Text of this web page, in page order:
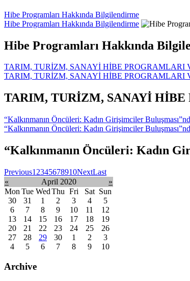
Hibe Programları Hakkında Bilgilendirme
Hibe Programları Hakkında Bilgilendirme
Hibe Programları Hakkında
TARIM, TURİZM, SANAYİ HİBE PROGRAMLARI
TARIM, TURİZM, SANAYİ HİBE PROGRAMLARI
TARIM, TURİZM, SANAYİ
“Kalkınmanın Öncüleri: Kadın Girişimciler
“Kalkınmanın Öncüleri: Kadın Girişimciler
“Kalkınmanın Öncüleri: Kadın
Previous1 2345678910NextLast
«
April 2020
»
Mon Tue WedThu Fri Sat Sun
30
31 1 2 3 4
5
6
7 8 9 10 11
12
13
14 15 16 17 18
19
20
21 22 23 24 25
26
27
28 29 30 1 2
3
4
5 6 7 8 9 10
Archive